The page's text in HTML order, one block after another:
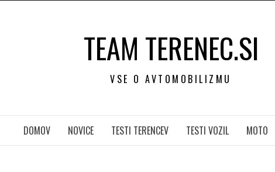
TEAM TERENEC.SI
VSE O AVTOMOBILIZMU
DOMOV NOVICE TESTI TERENCEV TESTI VOZIL MOTO